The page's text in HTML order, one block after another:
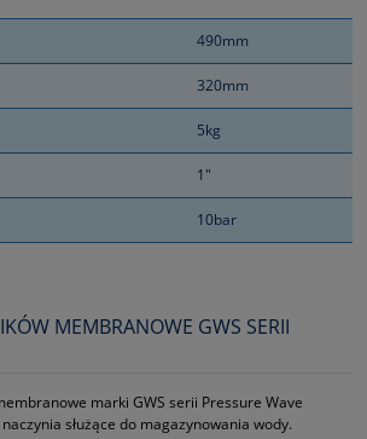
490mm
320mm
5kg
1"
10bar
MEMBRANOWE GWS SERII
marki GWS serii Pressure Wave
służące do magazynowania wody.